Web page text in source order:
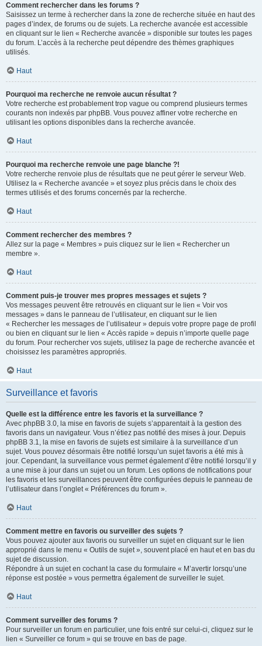
Comment rechercher dans les forums ?
Saisissez un terme à rechercher dans la zone de recherche située en haut des
pages d’index, de forums ou de sujets. La recherche avancée est accessible
en cliquant sur le lien « Recherche avancée » disponible sur toutes les pages
du forum. L’accès à la recherche peut dépendre des thèmes graphiques
utilisés.
Haut
Pourquoi ma recherche ne renvoie aucun résultat ?
Votre recherche est probablement trop vague ou comprend plusieurs termes
courants non indexés par phpBB. Vous pouvez affiner votre recherche en
utilisant les options disponibles dans la recherche avancée.
Haut
Pourquoi ma recherche renvoie une page blanche ?!
Votre recherche renvoie plus de résultats que ne peut gérer le serveur Web.
Utilisez la « Recherche avancée » et soyez plus précis dans le choix des
termes utilisés et des forums concernés par la recherche.
Haut
Comment rechercher des membres ?
Allez sur la page « Membres » puis cliquez sur le lien « Rechercher un
membre ».
Haut
Comment puis-je trouver mes propres messages et sujets ?
Vos messages peuvent être retrouvés en cliquant sur le lien « Voir vos
messages » dans le panneau de l’utilisateur, en cliquant sur le lien
« Rechercher les messages de l’utilisateur » depuis votre propre page de profil
ou bien en cliquant sur le lien « Accès rapide » depuis n’importe quelle page
du forum. Pour rechercher vos sujets, utilisez la page de recherche avancée et
choisissez les paramètres appropriés.
Haut
Surveillance et favoris
Quelle est la différence entre les favoris et la surveillance ?
Avec phpBB 3.0, la mise en favoris de sujets s’apparentait à la gestion des
favoris dans un navigateur. Vous n’étiez pas notifié des mises à jour. Depuis
phpBB 3.1, la mise en favoris de sujets est similaire à la surveillance d’un
sujet. Vous pouvez désormais être notifié lorsqu’un sujet favoris a été mis à
jour. Cependant, la surveillance vous permet également d’être notifié lorsqu’il y
a une mise à jour dans un sujet ou un forum. Les options de notifications pour
les favoris et les surveillances peuvent être configurées depuis le panneau de
l’utilisateur dans l’onglet « Préférences du forum ».
Haut
Comment mettre en favoris ou surveiller des sujets ?
Vous pouvez ajouter aux favoris ou surveiller un sujet en cliquant sur le lien
approprié dans le menu « Outils de sujet », souvent placé en haut et en bas du
sujet de discussion.
Répondre à un sujet en cochant la case du formulaire « M’avertir lorsqu’une
réponse est postée » vous permettra également de surveiller le sujet.
Haut
Comment surveiller des forums ?
Pour surveiller un forum en particulier, une fois entré sur celui-ci, cliquez sur le
lien « Surveiller ce forum » qui se trouve en bas de page.